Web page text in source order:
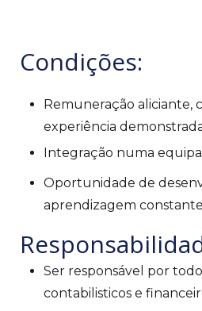
Condições:
Remuneração aliciante,
experiência
Integração numa
Oportunidade de
aprendizagem
Ser responsável por
contabilisticos e